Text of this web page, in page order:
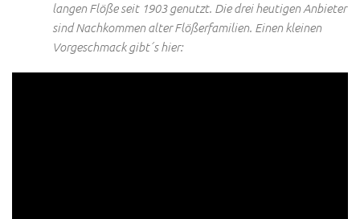
langen Flöße seit 1903 genutzt. Die drei heutigen Anbieter
sind Nachkommen alter Flößerfamilien. Einen kleinen
Vorgeschmack gibt´s hier: